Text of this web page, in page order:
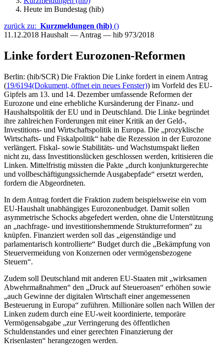
Heute im Bundestag (hib)
zurück zu: Kurzmeldungen (hib) ()
11.12.2018 Haushalt — Antrag — hib 973/2018
Linke fordert Eurozonen-Reformen
Berlin: (hib/SCR) Die Fraktion Die Linke fordert in einem Antrag
(19/6194(Dokument, öffnet ein neues Fenster)) im Vorfeld des EU-
Gipfels am 13. und 14. Dezember umfassende Reformen der
Eurozone und eine erhebliche Kursänderung der Finanz- und
Haushaltspolitik der EU und in Deutschland. Die Linke begründet
ihre zahlreichen Forderungen mit einer Kritik an der Geld-,
Investitions- und Wirtschaftspolitik in Europa. Die „prozyklische
Wirtschafts- und Fiskalpolitik“ habe die Rezession in der Eurozone
verlängert. Fiskal- sowie Stabilitäts- und Wachstumspakt ließen
nicht zu, dass Investitionslücken geschlossen werden, kritisieren die
Linken. Mittelfristig müssten die Pakte „durch konjunkturgerechte
und vollbeschäftigungssichernde Ausgabepfade“ ersetzt werden,
fordern die Abgeordneten.
In dem Antrag fordert die Fraktion zudem beispielsweise ein vom
EU-Haushalt unabhängiges Eurozonenbudget. Damit sollen
asymmetrische Schocks abgefedert werden, ohne die Unterstützung
an „nachfrage- und investitionshemmende Strukturreformen“ zu
knüpfen. Finanziert werden soll das „eigenständige und
parlamentarisch kontrollierte“ Budget durch die „Bekämpfung von
Steuervermeidung von Konzernen oder vermögensbezogene
Steuern“.
Zudem soll Deutschland mit anderen EU-Staaten mit „wirksamen
Abwehrmaßnahmen“ den „Druck auf Steueroasen“ erhöhen sowie
„auch Gewinne der digitalen Wirtschaft einer angemessenen
Besteuerung in Europa“ zuführen. Millionäre sollen nach Willen der
Linken zudem durch eine EU-weit koordinierte, temporäre
Vermögensabgabe „zur Verringerung des öffentlichen
Schuldenstandes und einer gerechten Finanzierung der
Krisenlasten“ herangezogen werden.